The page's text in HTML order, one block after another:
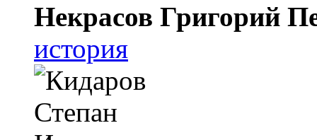
Некрасов Григорий
история